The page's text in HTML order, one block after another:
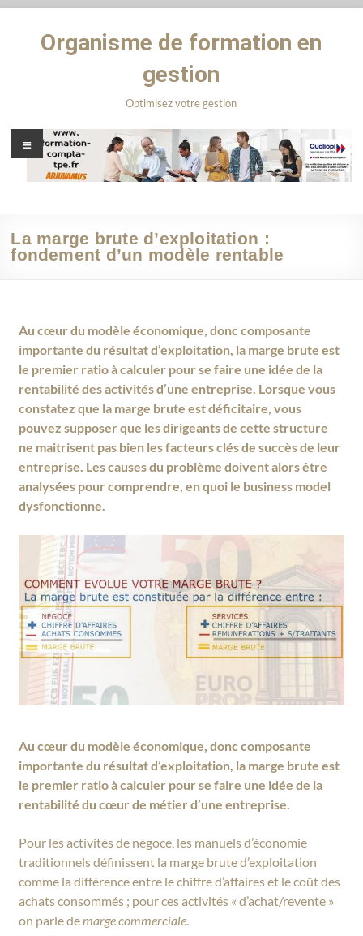
Organisme de formation en
gestion
Optimisez votre gestion
La marge brute d’exploitation :
fondement d’un modèle rentable
Au cœur du modèle économique, donc composante
importante du résultat d’exploitation, la marge brute est
le premier ratio à calculer pour se faire une idée de la
rentabilité des activités d’une entreprise. Lorsque vous
constatez que la marge brute est déficitaire, vous
pouvez supposer que les dirigeants de cette structure
ne maitrisent pas bien les facteurs clés de succès de leur
entreprise. Les causes du problème doivent alors être
analysées pour comprendre, en quoi le business model
dysfonctionne.
Au cœur du modèle économique, donc composante
importante du résultat d’exploitation, la marge brute est
le premier ratio à calculer pour se faire une idée de la
rentabilité du cœur de métier d’une entreprise.
Pour les activités de négoce, les manuels d’économie
traditionnels définissent la marge brute d’exploitation
comme la différence entre le chiffre d’affaires et le coût des
achats consommés ; pour ces activités « d’achat/revente »
on parle demarge commerciale.